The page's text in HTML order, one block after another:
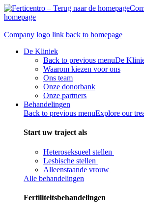
Skip
to
homepage
Company logo link back to homepage
De Kliniek
Back to previous menuDe
Waarom kiezen voor ons
Ons team
Onze donorbank​
Onze partners
Behandelingen
Back to previous menuExplore our
Start uw traject als
Heteroseksueel stellen
Lesbische stellen
Alleenstaande vrouw
Alle behandelingen
Fertiliteitsbehandelingen